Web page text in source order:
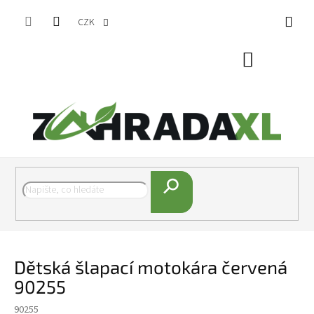
CZK
Hledat
Dětská šlapací motokára červená
90255
90255